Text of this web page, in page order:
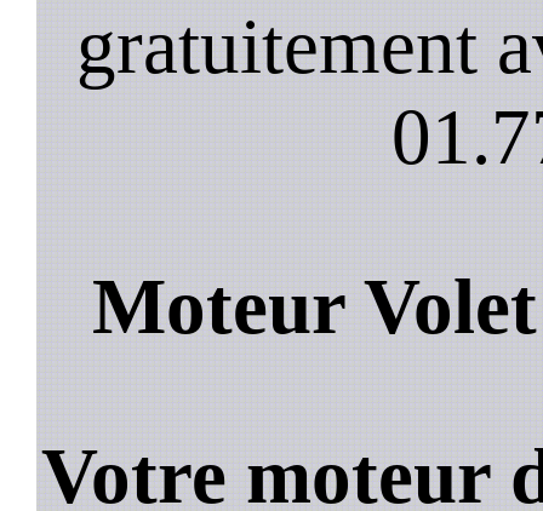
gratuitement
Moteur
Votre moteur